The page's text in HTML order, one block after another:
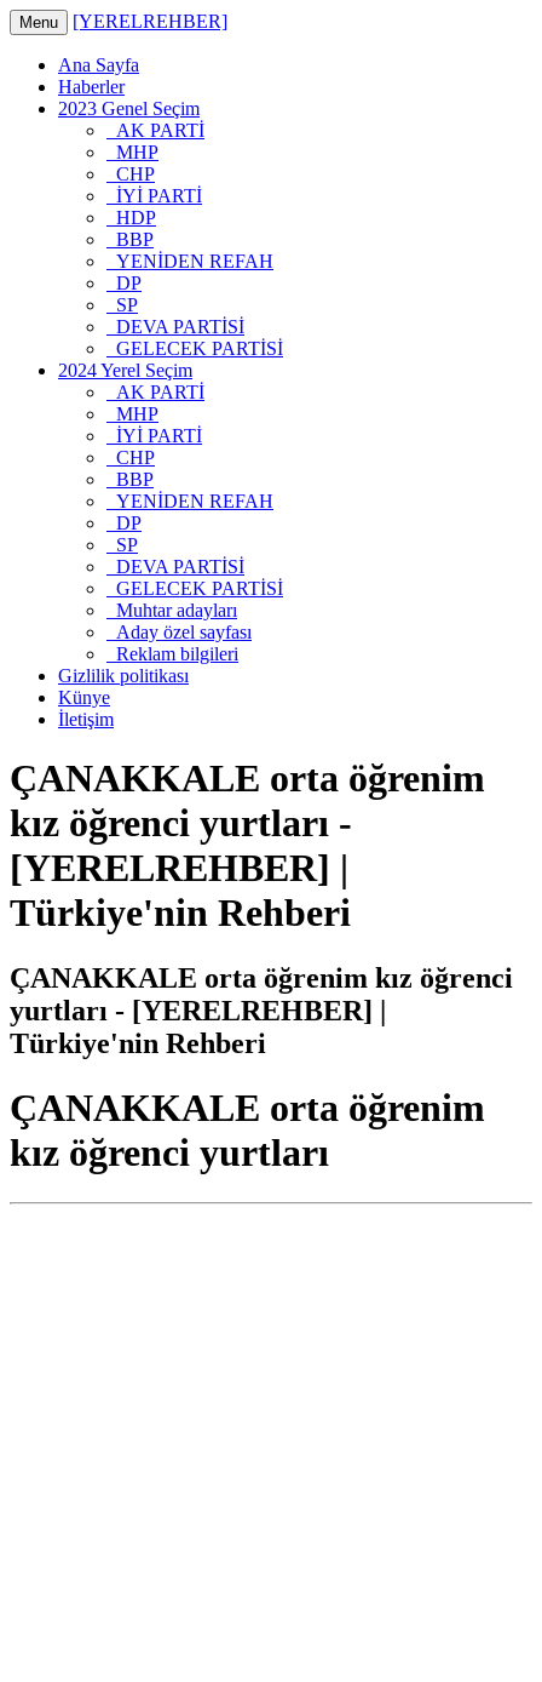
Menu [YERELREHBER]
Ana Sayfa
Haberler
2023 Genel Seçim
AK PARTİ
MHP
CHP
İYİ PARTİ
HDP
BBP
YENİDEN REFAH
DP
SP
DEVA PARTİSİ
GELECEK PARTİSİ
2024 Yerel Seçim
AK PARTİ
MHP
İYİ PARTİ
CHP
BBP
YENİDEN REFAH
DP
SP
DEVA PARTİSİ
GELECEK PARTİSİ
Muhtar adayları
Aday özel sayfası
Reklam bilgileri
Gizlilik politikası
Künye
İletişim
ÇANAKKALE orta öğrenim
kız öğrenci yurtları -
[YERELREHBER] |
Türkiye'nin Rehberi
ÇANAKKALE orta öğrenim kız öğrenci
yurtları - [YERELREHBER] |
Türkiye'nin Rehberi
ÇANAKKALE orta öğrenim
kız öğrenci yurtları